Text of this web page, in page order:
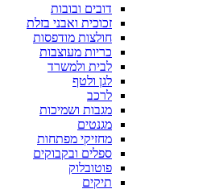
דובים ובובות
זכוכית ואבני בזלת
חולצות מודפסות
כריות מעוצבות
לבית ולמשרד
לגן ולטף
לרכב
מגבות ושמיכות
מגנטים
מחזיקי מפתחות
ספלים ובקבוקים
פוטובלוק
תיקים